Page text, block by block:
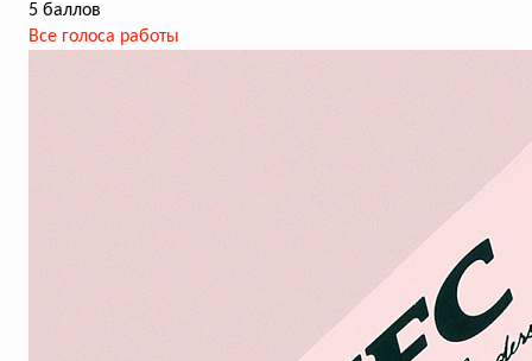
5 баллов
Все голоса работы